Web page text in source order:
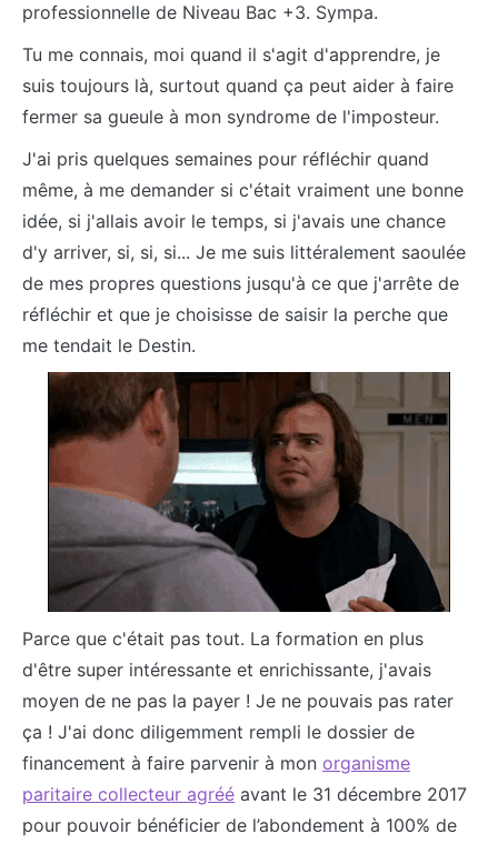
professionnelle de Niveau Bac +3. Sympa.
Tu me connais, moi quand il s'agit d'apprendre, je
suis toujours là, surtout quand ça peut aider à faire
fermer sa gueule à mon syndrome de l'imposteur.
J'ai pris quelques semaines pour réfléchir quand
même, à me demander si c'était vraiment une bonne
idée, si j'allais avoir le temps, si j'avais une chance
d'y arriver, si, si, si... Je me suis littéralement saoulée
de mes propres questions jusqu'à ce que j'arrête de
réfléchir et que je choisisse de saisir la perche que
me tendait le Destin.
Parce que c'était pas tout. La formation en plus
d'être super intéressante et enrichissante, j'avais
moyen de ne pas la payer ! Je ne pouvais pas rater
ça ! J'ai donc diligemment rempli le dossier de
financement à faire parvenir à mon organisme
paritaire collecteur agréé avant le 31 décembre 2017
pour pouvoir bénéficier de l’abondement à 100% de